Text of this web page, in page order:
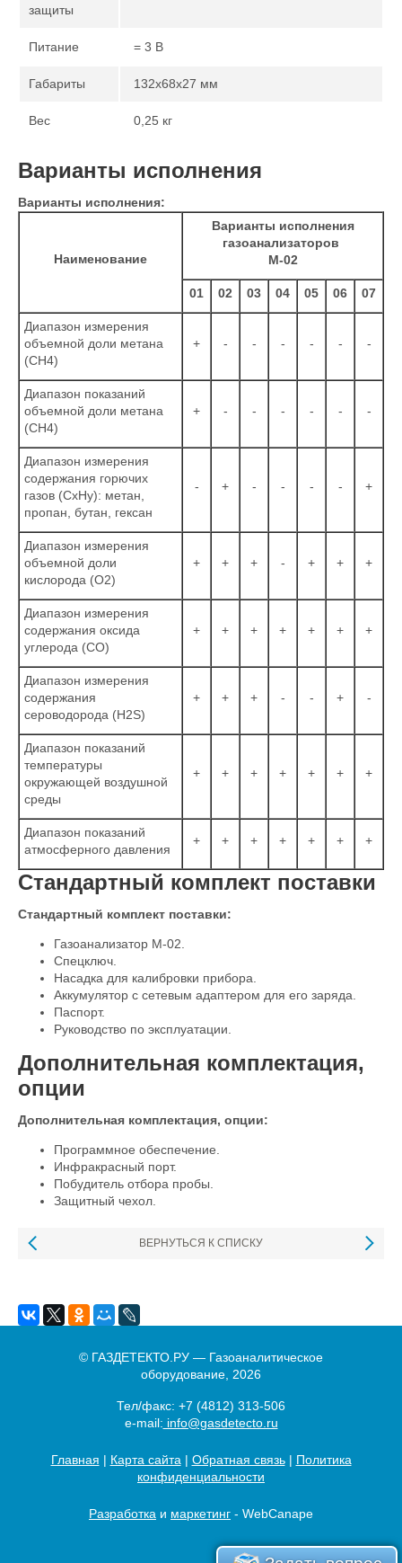
защиты
Питание = 3 В
Габариты 132x68x27 мм
Вес 0,25 кг
Варианты исполнения
Варианты исполнения:
Наименование
Варианты исполнения
газоанализаторов
М-02
01 02 03 04 05 06 07
Диапазон измерения
объемной доли метана
(СН4)
+ - - - - - -
Диапазон показаний
объемной доли метана
(СН4)
+ - - - - - -
Диапазон измерения
содержания горючих
газов (СхНy): метан,
пропан, бутан, гексан
- + - - - - +
Диапазон измерения
объемной доли
кислорода (О2)
+ + + - + + +
Диапазон измерения
содержания оксида
углерода (СО)
+ + + + + + +
Диапазон измерения
содержания
сероводорода (Н2S)
+ + + - - + -
Диапазон показаний
температуры
окружающей воздушной
среды
+ + + + + + +
Диапазон показаний
атмосферного давления
+ + + + + + +
Стандартный комплект поставки
Стандартный комплект поставки:
Газоанализатор М-02.
Спецключ.
Насадка для калибровки прибора.
Аккумулятор с сетевым адаптером для его заряда.
Паспорт.
Руководство по эксплуатации.
Дополнительная комплектация,
опции
Дополнительная комплектация, опции:
Программное обеспечение.
Инфракрасный порт.
Побудитель отбора пробы.
Защитный чехол.
ВЕРНУТЬСЯ К СПИСКУ
© ГАЗДЕТЕКТО.РУ — Газоаналитическое
оборудование, 2026
Тел/факс: +7 (4812) 313-506
e-mail: info@gasdetecto.ru
Главная | Карта сайта | Обратная связь| Политика
конфиденциальности
Разработка и маркетинг - WebCanape